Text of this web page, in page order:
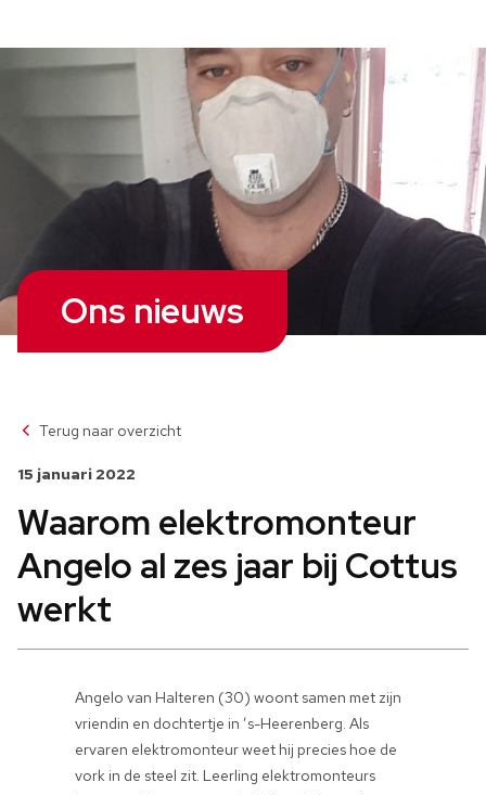
Ons nieuws
Terug naar overzicht
15 januari 2022
Waarom elektromonteur
Angelo al zes jaar bij Cottus
werkt
Angelo van Halteren (30) woont samen met zijn
vriendin en dochtertje in ’s-Heerenberg. Als
ervaren elektromonteur weet hij precies hoe de
vork in de steel zit. Leerling elektromonteurs